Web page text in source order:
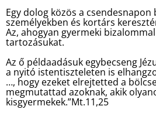
Egy dolog közös a
személyekben és kortárs
Az, ahogyan gyermeki
tartozásukat.
Az ő példaadásuk egybecseng
a nyitó istentiszteleten is
…, hogy ezeket elrejtetted a
megmutattad azoknak, akik
kisgyermekek.”Mt.11,25